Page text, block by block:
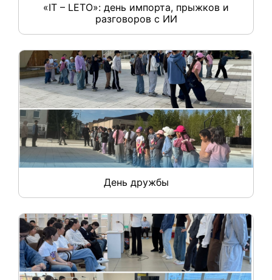
«IT – LETO»: день импорта, прыжков и
разговоров с ИИ
День дружбы